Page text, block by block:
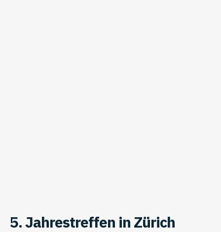
5. Jahrestreffen in Zürich